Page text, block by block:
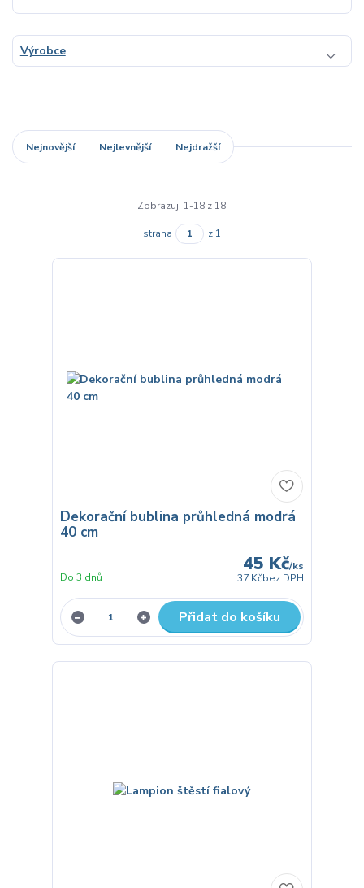
Výrobce
Nejnovější Nejlevnější Nejdražší
Zobrazuji 1-18 z 18
strana z 1
Dekorační bublina průhledná modrá
40 cm
45 Kč/ks
37 Kčbez DPH
Do 3 dnů
Přidat do košíku